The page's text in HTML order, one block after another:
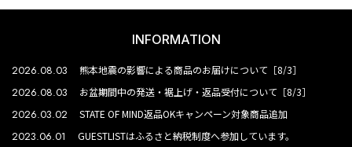
INFORMATION
2026.08.03 熊本地震の影響による商品のお届けについて［8/3］
2026.08.03 お盆期間中の発送・裾上げ・返品受付について［8/3］
2026.03.02 STATE OF MIND返品OKキャンペーン対象商品追加
2023.06.01 GUESTLISTはふるさと納税制度へ参加しています。